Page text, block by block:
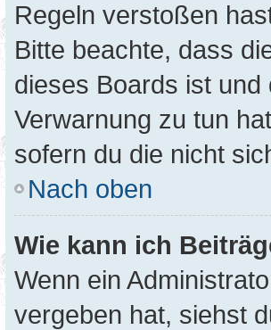
Regeln verstoßen
Bitte beachte, dass
dieses Boards ist
Verwarnung zu tun
sofern du die nicht
Nach oben
Wie kann ich
Wenn ein
vergeben hat, siehst